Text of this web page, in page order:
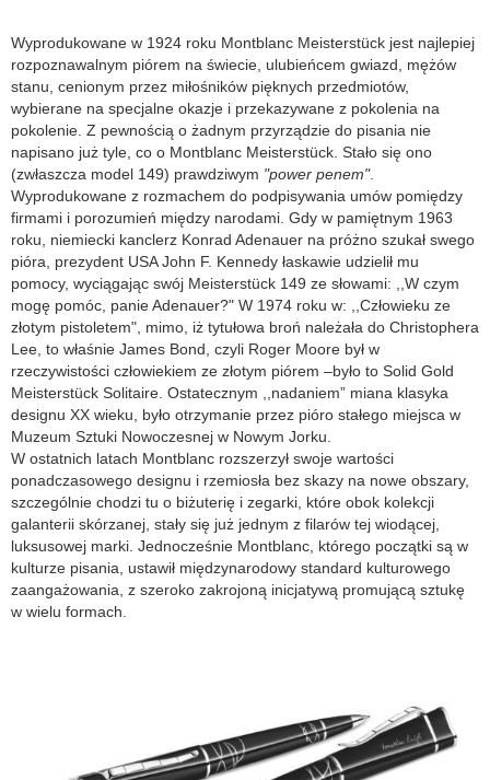
Wyprodukowane w 1924 roku Montblanc Meisterstück jest najlepiej
rozpoznawalnym piórem na świecie, ulubieńcem gwiazd, mężów
stanu, cenionym przez miłośników pięknych przedmiotów,
wybierane na specjalne okazje i przekazywane z pokolenia na
pokolenie. Z pewnością o żadnym przyrządzie do pisania nie
napisano już tyle, co o Montblanc Meisterstück. Stało się ono
(zwłaszcza model 149) prawdziwym "power penem".
Wyprodukowane z rozmachem do podpisywania umów pomiędzy
firmami i porozumień między narodami. Gdy w pamiętnym 1963
roku, niemiecki kanclerz Konrad Adenauer na próżno szukał swego
pióra, prezydent USA John F. Kennedy łaskawie udzielił mu
pomocy, wyciągając swój Meisterstück 149 ze słowami: ,,W czym
mogę pomóc, panie Adenauer?" W 1974 roku w: ,,Człowieku ze
złotym pistoletem", mimo, iż tytułowa broń należała do Christophera
Lee, to właśnie James Bond, czyli Roger Moore był w
rzeczywistości człowiekiem ze złotym piórem –było to Solid Gold
Meisterstück Solitaire. Ostatecznym ,,nadaniem” miana klasyka
designu XX wieku, było otrzymanie przez pióro stałego miejsca w
Muzeum Sztuki Nowoczesnej w Nowym Jorku.
W ostatnich latach Montblanc rozszerzył swoje wartości
ponadczasowego designu i rzemiosła bez skazy na nowe obszary,
szczególnie chodzi tu o biżuterię i zegarki, które obok kolekcji
galanterii skórzanej, stały się już jednym z filarów tej wiodącej,
luksusowej marki. Jednocześnie Montblanc, którego początki są w
kulturze pisania, ustawił międzynarodowy standard kulturowego
zaangażowania, z szeroko zakrojoną inicjatywą promującą sztukę
w wielu formach.